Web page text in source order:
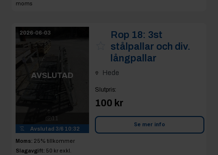
moms
2026-06-03
AVSLUTAD
11
Avslutad 3/6 10:32
Moms: 25% tillkommer
Slagavgift: 50 kr exkl.
Rop 18: 3st
stålpallar och div.
långpallar
Hede
Slutpris:
100 kr
Se mer info